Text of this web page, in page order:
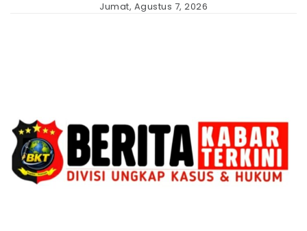
Jumat, Agustus 7, 2026